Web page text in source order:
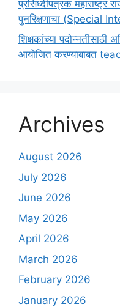
प्रसिध्दीपत्रक महाराष्ट्र
पुनरिक्षणाचा (Special
शिक्षकांच्या पदोन्नतीसाठी
आयोजित करण्याबाबत
Archives
August 2026
July 2026
June 2026
May 2026
April 2026
March 2026
February 2026
January 2026